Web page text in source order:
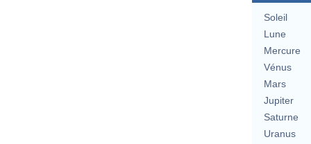
Soleil
Lune
Mercure
Vénus
Mars
Jupiter
Saturne
Uranus